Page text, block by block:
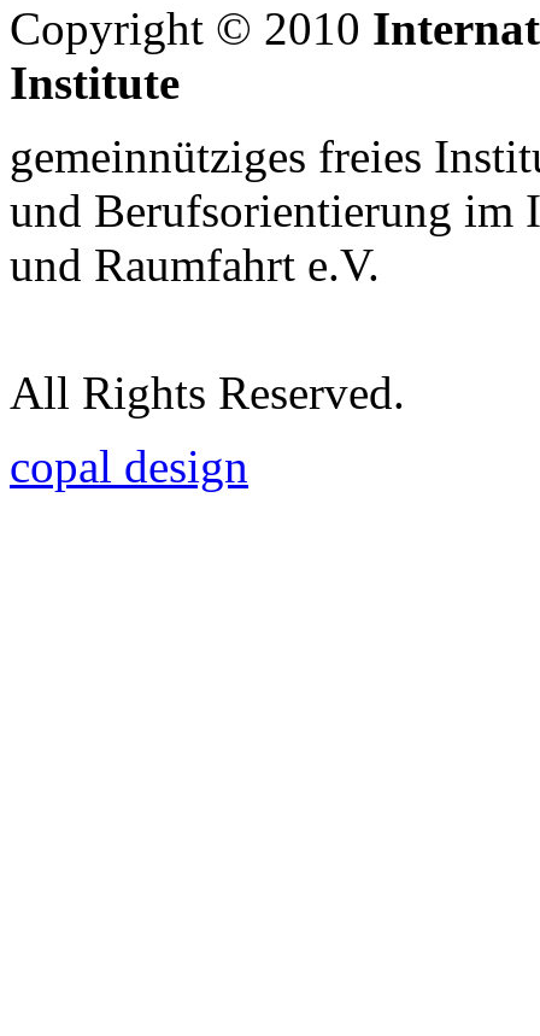
Copyright © 2010
Institute
gemeinnütziges freies
und Berufsorientierung im
und Raumfahrt e.V.
All Rights Reserved.
copal design